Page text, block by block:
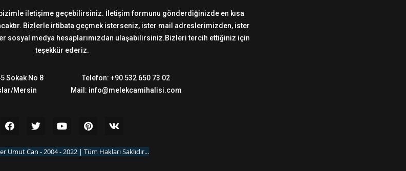
iletişime geçebilirsiniz. İletişim formunu gönderdiğinizde en kısa
Bizlerle irtibata geçmek isterseniz, ister mail adreslerimizden, ister
sosyal medya hesaplarımızdan ulaşabilirsiniz.Bizleri tercih ettiğiniz için
teşekkür ederiz.
Sokak No 8
Mersin
Telefon: +90 532 650 73 02
Mail: info@melekcamihalisi.com
Umut Can - 2004 - 2022 | Tüm Hakları Saklıdır...